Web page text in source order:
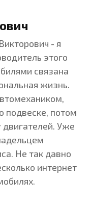
- я
этого
связана
жизнь.
подвеске, потом
двигателей. Уже
Не так давно
интернет